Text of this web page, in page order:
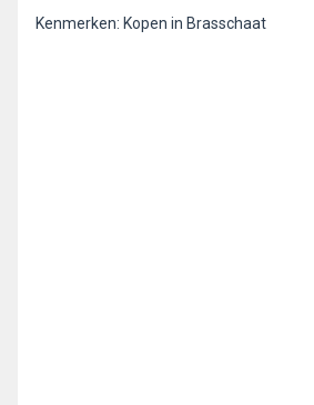
Kenmerken: Kopen in Brasschaat